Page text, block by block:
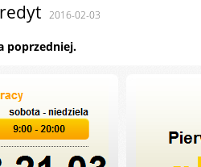
2016-02-03
poprzedniej.